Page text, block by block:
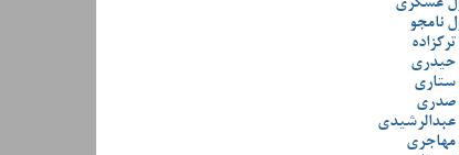
عسگری
نامجو
حیدری
ستاری
صدری
عبدالرشیدی
مهاجری